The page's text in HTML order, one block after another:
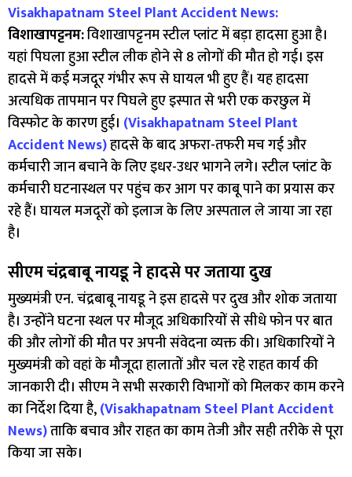
Visakhapatnam Steel Plant Accident News:
विशाखापट्टनम:विशाखापट्टनम स्टील प्लांट में बड़ा हादसा हुआ है।
यहां पिघला हुआ स्टील लीक होने से 8 लोगों की मौत हो गई। इस
हादसे में कई मजदूर गंभीर रूप से घायल भी हुए हैं। यह हादसा
अत्यधिक तापमान पर पिघले हुए इस्पात से भरी एक करछुल में
विस्फोट के कारण हुई। (Visakhapatnam Steel Plant
Accident News)हादसे के बाद अफरा-तफरी मच गई और
कर्मचारी जान बचाने के लिए इधर-उधर भागने लगे। स्टील प्लांट के
कर्मचारी घटनास्थल पर पहुंच कर आग पर काबू पाने का प्रयास कर
रहे हैं। घायल मजदूरों को इलाज के लिए अस्पताल ले जाया जा रहा
है।
सीएम चंद्रबाबू नायडू ने हादसे पर जताया दुख
मुख्यमंत्री एन. चंद्रबाबू नायडू ने इस हादसे पर दुख और शोक जताया
है। उन्होंने घटना स्थल पर मौजूद अधिकारियों से सीधे फोन पर बात
की और लोगों की मौत पर अपनी संवेदना व्यक्त की। अधिकारियों ने
मुख्यमंत्री को वहां के मौजूदा हालातों और चल रहे राहत कार्य की
जानकारी दी। सीएम ने सभी सरकारी विभागों को मिलकर काम करने
का निर्देश दिया है,(Visakhapatnam Steel Plant Accident
News)ताकि बचाव और राहत का काम तेजी और सही तरीके से पूरा
किया जा सके।